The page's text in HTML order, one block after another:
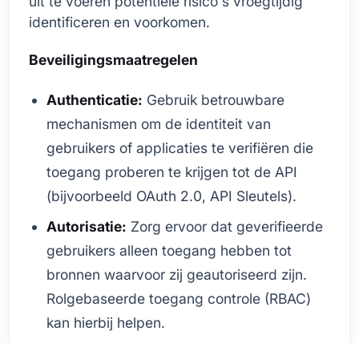
identificeren en voorkomen.
Beveiligingsmaatregelen
Authenticatie: Gebruik betrouwbare
mechanismen om de identiteit van
gebruikers of applicaties te verifiëren die
toegang proberen te krijgen tot de API
(bijvoorbeeld OAuth 2.0, API Sleutels).
Autorisatie: Zorg ervoor dat geverifieerde
gebruikers alleen toegang hebben tot
bronnen waarvoor zij geautoriseerd zijn.
Rolgebaseerde toegang controle (RBAC)
kan hierbij helpen.